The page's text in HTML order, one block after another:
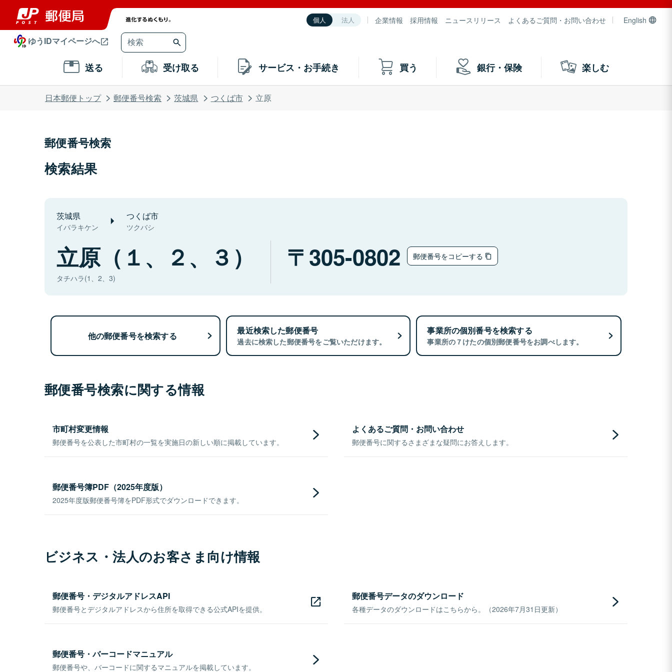
個人 法人 企業情報 採用情報 ニュースリリース よくあるご質問・お問い合わせ English
ゆうIDマイページへ
送る 受け取る サービス・お手続き 買う 銀行・保険 楽しむ
日本郵便トップ 郵便番号検索 茨城県 つくば市 立原
郵便番号検索
検索結果
茨城県
イバラキケン
つくば市
ツクバシ
立原（１、２、３）
タチハラ(1、2、3)
305-0802 郵便番号をコピーする
他の郵便番号を検索する 最近検索した郵便番号
過去に検索した郵便番号をご覧いただけます。
事業所の個別番号を検索する
事業所の７けたの個別郵便番号をお調べします。
郵便番号検索に関する情報
市町村変更情報
郵便番号を公表した市町村の一覧を実施日の新しい順に掲載しています。
よくあるご質問・お問い合わせ
郵便番号に関するさまざまな疑問にお答えします。
郵便番号簿PDF（2025年度版）
2025年度版郵便番号簿をPDF形式でダウンロードできます。
ビジネス・法人のお客さま向け情報
郵便番号・デジタルアドレスAPI
郵便番号とデジタルアドレスから住所を取得できる公式APIを提供。
郵便番号データのダウンロード
各種データのダウンロードはこちらから。（2026年7月31日更新）
郵便番号・バーコードマニュアル
郵便番号や、バーコードに関するマニュアルを掲載しています。